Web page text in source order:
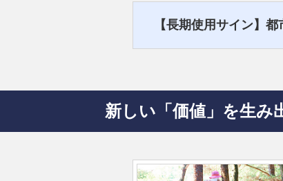
【長期使用サイン】
新しい「価値」を生み